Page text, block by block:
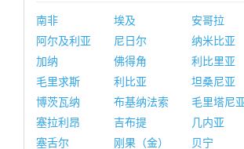
南非 埃及
安哥拉
阿尔及利亚
尼日尔
纳米比亚
加纳
佛得角
利比里亚
毛里求斯
利比亚
坦桑尼亚
博茨瓦纳
布基纳法索
毛里塔尼
塞拉利昂
吉布提
几内亚
塞舌尔
刚果（金）
贝宁